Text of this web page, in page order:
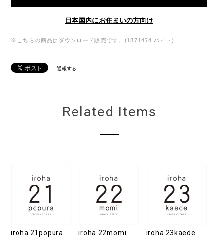
日本国内にお住まいの方向け
※こちらの商品はダウンロード販売です。(1871464 バイト)
通報する
Related Items
iroha 21popura iroha 22momi iroha 23kaede